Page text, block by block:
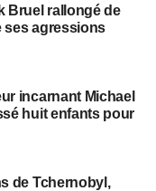
Bruel rallongé de
ses agressions
incarnant Michael
huit enfants pour
de Tchernobyl,